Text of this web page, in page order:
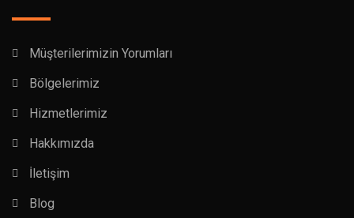
Müşterilerimizin Yorumları
Bölgelerimiz
Hizmetlerimiz
Hakkımızda
İletişim
Blog